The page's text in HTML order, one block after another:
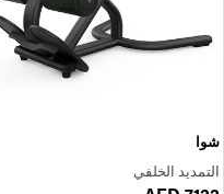
شوا
التمديد الخلفي